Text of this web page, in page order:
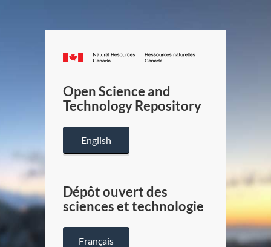
Canada.ca
/
Canada
Open Science and
Technology Repository
English
Dépôt ouvert des
sciences et technologie
Français